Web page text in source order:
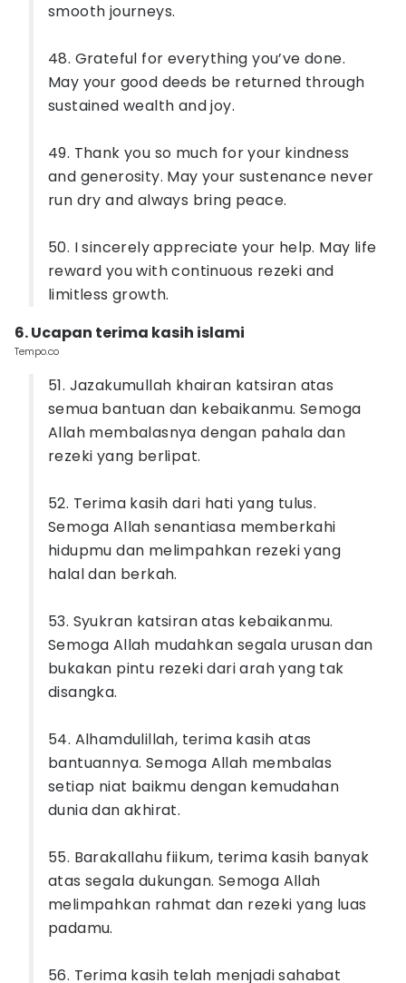
smooth journeys.
48. Grateful for everything you’ve done.
May your good deeds be returned through
sustained wealth and joy.
49. Thank you so much for your kindness
and generosity. May your sustenance never
run dry and always bring peace.
50. I sincerely appreciate your help. May life
reward you with continuous rezeki and
limitless growth.
6. Ucapan terima kasih islami
Tempo.co
51. Jazakumullah khairan katsiran atas
semua bantuan dan kebaikanmu. Semoga
Allah membalasnya dengan pahala dan
rezeki yang berlipat.
52. Terima kasih dari hati yang tulus.
Semoga Allah senantiasa memberkahi
hidupmu dan melimpahkan rezeki yang
halal dan berkah.
53. Syukran katsiran atas kebaikanmu.
Semoga Allah mudahkan segala urusan dan
bukakan pintu rezeki dari arah yang tak
disangka.
54. Alhamdulillah, terima kasih atas
bantuannya. Semoga Allah membalas
setiap niat baikmu dengan kemudahan
dunia dan akhirat.
55. Barakallahu fiikum, terima kasih banyak
atas segala dukungan. Semoga Allah
melimpahkan rahmat dan rezeki yang luas
padamu.
56. Terima kasih telah menjadi sahabat